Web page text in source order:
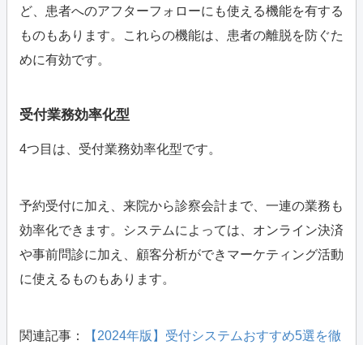
ど、患者へのアフターフォローにも使える機能を有する
ものもあります。これらの機能は、患者の離脱を防ぐた
めに有効です。
受付業務効率化型
4つ目は、受付業務効率化型です。
予約受付に加え、来院から診察会計まで、一連の業務も
効率化できます。システムによっては、オンライン決済
や事前問診に加え、顧客分析ができマーケティング活動
に使えるものもあります。
関連記事：
【2024年版】受付システムおすすめ5選を徹